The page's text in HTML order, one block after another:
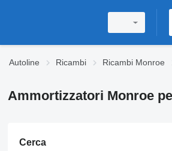
Autoline Ricambi Ricambi Monroe
Ammortizzatori Monroe
Cerca